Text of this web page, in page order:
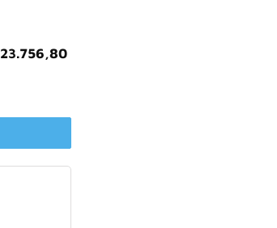
23.756,80